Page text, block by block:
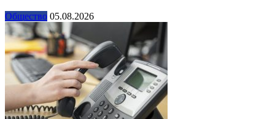
Общество 05.08.2026